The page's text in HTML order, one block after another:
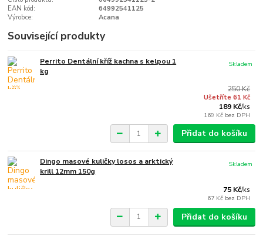
EAN kód:
64992541125
Výrobce:
Acana
Související produkty
Perrito Dentální kříž kachna s kelpou 1
kg
250 Kč
Ušetříte 61 Kč
189 Kč/ks
169 Kč bez DPH
Skladem
Přidat do košíku
Dingo masové kuličky losos a arktický
krill 12mm 150g
75 Kč/ks
67 Kč bez DPH
Skladem
Přidat do košíku